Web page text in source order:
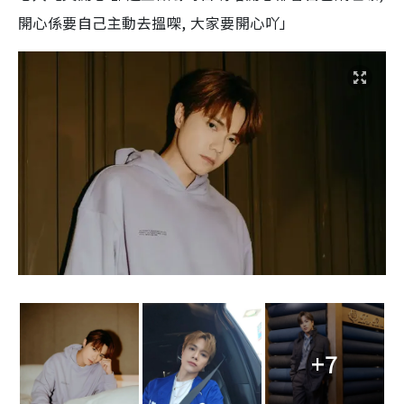
開心係要自己主動去搵㗎, 大家要開心吖」
+7